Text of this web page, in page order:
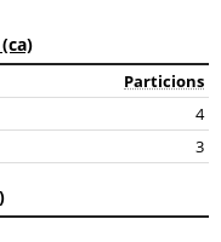
(ca)
Particions
4
3